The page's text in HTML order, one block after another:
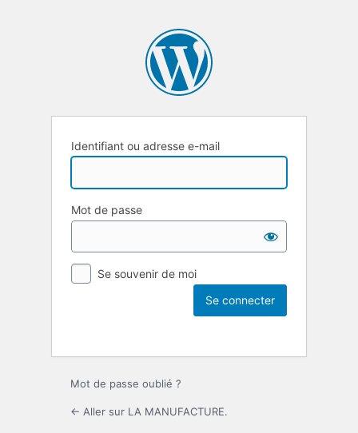
Identifiant ou adresse e-mail
Mot de passe
Se souvenir de moi
Mot de passe oublié ?
← Aller sur LA MANUFACTURE.